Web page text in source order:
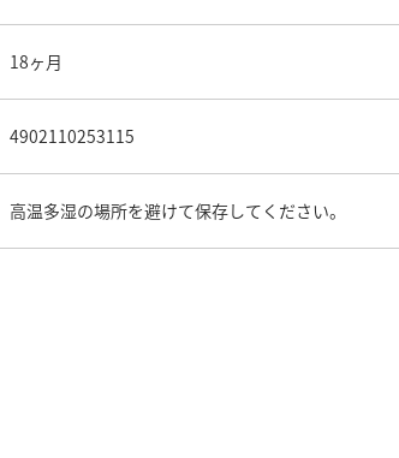
18ヶ月
4902110253115
高温多湿の場所を避けて保存してください。